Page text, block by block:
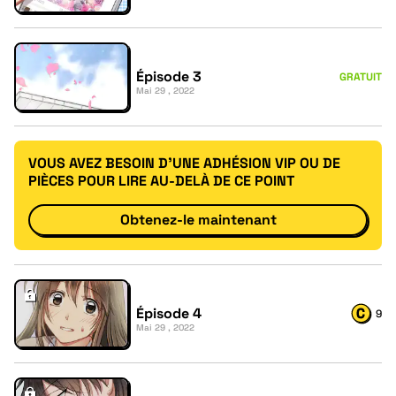
Épisode 3
Mai 29 , 2022
GRATUIT
VOUS AVEZ BESOIN D'UNE ADHÉSION VIP OU DE
PIÈCES POUR LIRE AU-DELÀ DE CE POINT
Obtenez-le maintenant
Épisode 4
Mai 29 , 2022
9